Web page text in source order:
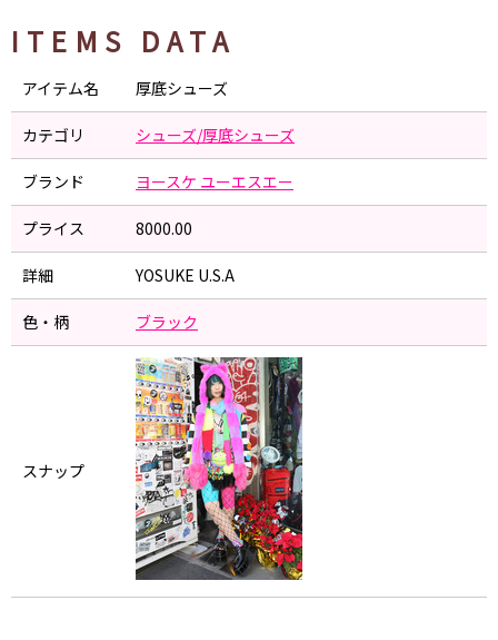
ITEMS DATA
アイテム名 厚底シューズ
カテゴリ シューズ/厚底シューズ
ブランド ヨースケ ユーエスエー
プライス 8000.00
詳細 YOSUKE U.S.A
色・柄 ブラック
スナップ